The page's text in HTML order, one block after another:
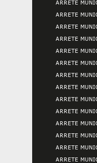
ARRETE
ARRETE
ARRETE
ARRETE
ARRETE
ARRETE
ARRETE
ARRETE
ARRETE
ARRETE
ARRETE
ARRETE
ARRETE
ARRETE